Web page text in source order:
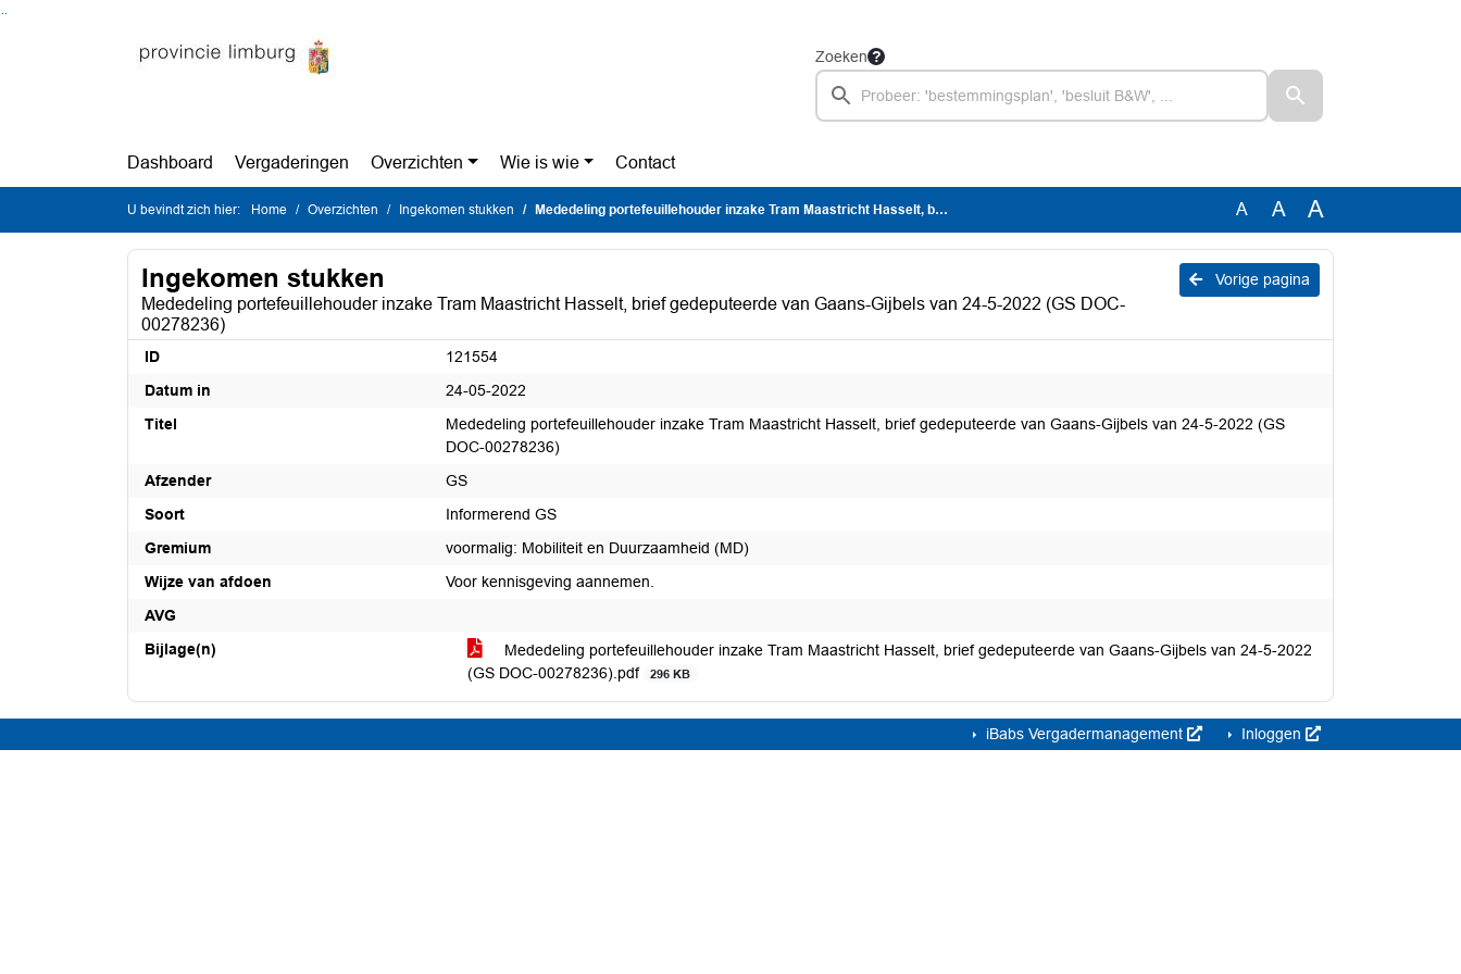
Zoeken
Dashboard Vergaderingen Overzichten Wie is wie Contact
U bevindt zich hier: Home Overzichten Ingekomen stukken Mededeling portefeuillehouder inzake Tram Maastricht Hasselt, brief gedeputeerde van Gaans-Gijbels van 24-5-2022 (GS DOC-00278236) A A A
Vorige pagina
Ingekomen stukken
Mededeling portefeuillehouder inzake Tram Maastricht Hasselt, brief gedeputeerde van Gaans-Gijbels van 24-5-2022 (GS DOC-
00278236)
ID
121554
Datum in
24-05-2022
Titel
Mededeling portefeuillehouder inzake Tram Maastricht Hasselt, brief gedeputeerde van Gaans-Gijbels van 24-5-2022 (GS
DOC-00278236)
Afzender
GS
Soort
Informerend GS
Gremium
voormalig: Mobiliteit en Duurzaamheid (MD)
Wijze van afdoen
Voor kennisgeving aannemen.
AVG
Bijlage(n)
Mededeling portefeuillehouder inzake Tram Maastricht Hasselt, brief gedeputeerde van Gaans-Gijbels van 24-5-2022
(GS DOC-00278236).pdf
296 KB
iBabs Vergadermanagement Inloggen